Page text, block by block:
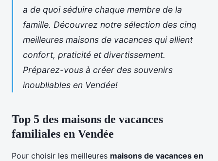
a de quoi séduire chaque membre de la
famille. Découvrez notre sélection des cinq
meilleures maisons de vacances qui allient
confort, praticité et divertissement.
Préparez-vous à créer des souvenirs
inoubliables en Vendée!
Top 5 des maisons de vacances
familiales en Vendée
Pour choisir les meilleures maisons de vacances en